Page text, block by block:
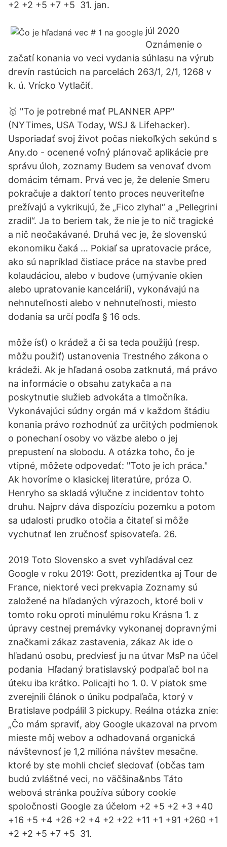
+2 +2 +5 +7 +5 31. jan.
júl 2020
Oznámenie o
začatí konania vo veci vydania súhlasu na výrub
drevín rastúcich na parcelách 263/1, 2/1, 1268 v
k. ú. Vrícko Vytlačiť.
🥇 "To je potrebné mať PLANNER APP"
(NYTimes, USA Today, WSJ & Lifehacker).
Usporiadať svoj život počas niekoľkých sekúnd s
Any.do - ocenené voľný plánovač aplikácie pre
správu úloh, zoznamy Budem sa venovať dvom
domácim témam. Prvá vec je, že delenie Smeru
pokračuje a daktorí tento proces neuveriteľne
prežívajú a vykrikujú, že „Fico zlyhal“ a „Pellegrini
zradil“. Ja to beriem tak, že nie je to nič tragické
a nič neočakávané. Druhá vec je, že slovenskú
ekonomiku čaká … Pokiaľ sa upratovacie práce,
ako sú napríklad čistiace práce na stavbe pred
kolaudáciou, alebo v budove (umývanie okien
alebo upratovanie kancelárií), vykonávajú na
nehnuteľnosti alebo v nehnuteľnosti, miesto
dodania sa určí podľa § 16 ods.
môže ísť) o krádež a či sa teda použijú (resp.
môžu použiť) ustanovenia Trestného zákona o
krádeži. Ak je hľadaná osoba zatknutá, má právo
na informácie o obsahu zatykača a na
poskytnutie služieb advokáta a tlmočníka.
Vykonávajúci súdny orgán má v každom štádiu
konania právo rozhodnúť za určitých podmienok
o ponechaní osoby vo väzbe alebo o jej
prepustení na slobodu. A otázka toho, čo je
vtipné, môžete odpovedať: "Toto je ich práca."
Ak hovoríme o klasickej literatúre, próza O.
Henryho sa skladá výlučne z incidentov tohto
druhu. Najprv dáva dispozíciu pozemku a potom
sa udalosti prudko otočia a čitateľ si môže
vychutnať len zručnosť spisovateľa. 26.
2019 Toto Slovensko a svet vyhľadával cez
Google v roku 2019: Gott, prezidentka aj Tour de
France, niektoré veci prekvapia Zoznamy sú
založené na hľadaných výrazoch, ktoré boli v
tomto roku oproti minulému roku Krásna 1. z
úpravy cestnej premávky vykonanej dopravnými
značkami zákaz zastavenia, zákaz Ak ide o
hľadanú osobu, predviesť ju na útvar MsP na účel
podania Hľadaný bratislavský podpaľač bol na
úteku iba krátko. Policajti ho 1. 0. V piatok sme
zverejnili článok o úniku podpaľača, ktorý v
Bratislave podpálil 3 pickupy. Reálna otázka znie:
„Čo mám spraviť, aby Google ukazoval na prvom
mieste môj webov a odhadovaná organická
návštevnosť je 1,2 milióna návštev mesačne.
ktoré by ste mohli chcieť sledovať (občas tam
budú zvláštné veci, no väčšina&nbs Táto
webová stránka používa súbory cookie
spoločnosti Google za účelom +2 +5 +2 +3 +40
+16 +5 +4 +26 +2 +4 +2 +22 +11 +1 +91 +260 +1
+2 +2 +5 +7 +5 31.